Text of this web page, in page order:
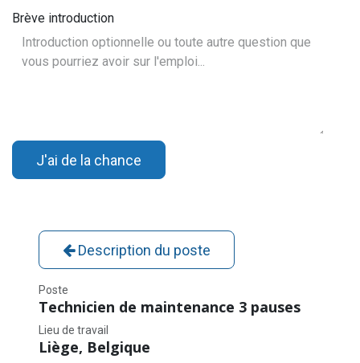
Brève introduction
J'ai de la chance
Description du poste
Poste
Technicien de maintenance 3 pauses
Lieu de travail
Liège, Belgique